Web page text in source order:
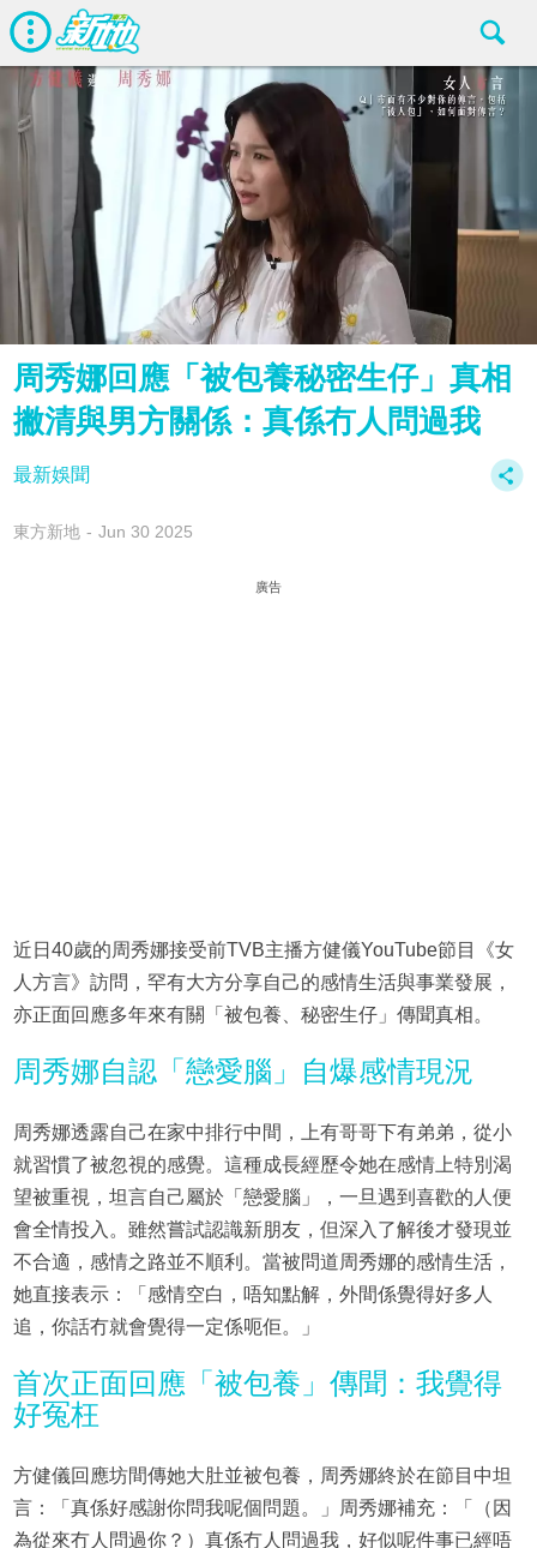
周秀娜回應「被包養秘密生仔」真相
撇清與男方關係：真係冇人問過我
最新娛聞
東方新地 Jun 30 2025
廣告
近日40歲的周秀娜接受前TVB主播方健儀YouTube節目《女
人方言》訪問，罕有大方分享自己的感情生活與事業發展，
亦正面回應多年來有關「被包養、秘密生仔」傳聞真相。
周秀娜自認「戀愛腦」自爆感情現況
周秀娜透露自己在家中排行中間，上有哥哥下有弟弟，從小
就習慣了被忽視的感覺。這種成長經歷令她在感情上特別渴
望被重視，坦言自己屬於「戀愛腦」，一旦遇到喜歡的人便
會全情投入。雖然嘗試認識新朋友，但深入了解後才發現並
不合適，感情之路並不順利。當被問道周秀娜的感情生活，
她直接表示：「感情空白，唔知點解，外間係覺得好多人
追，你話冇就會覺得一定係呃佢。」
首次正面回應「被包養」傳聞：我覺得
好冤枉
方健儀回應坊間傳她大肚並被包養，周秀娜終於在節目中坦
言：「真係好感謝你問我呢個問題。」周秀娜補充：「（因
為從來冇人問過你？）真係冇人問過我，好似呢件事已經唔